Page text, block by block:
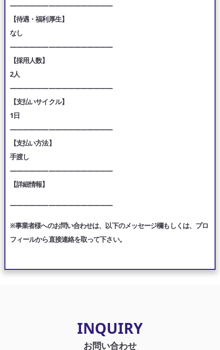
————————————————
【待遇・福利厚生】
なし
————————————————
【採用人数】
2人
————————————————
【支払いサイクル】
1日
————————————————
【支払い方法】
手渡し
————————————————
【詳細情報】
————————————————
※事業者様へのお問い合わせは、以下のメッセージ欄もしくは、プロ
フィールから直接連絡を取って下さい。
INQUIRY
お問い合わせ